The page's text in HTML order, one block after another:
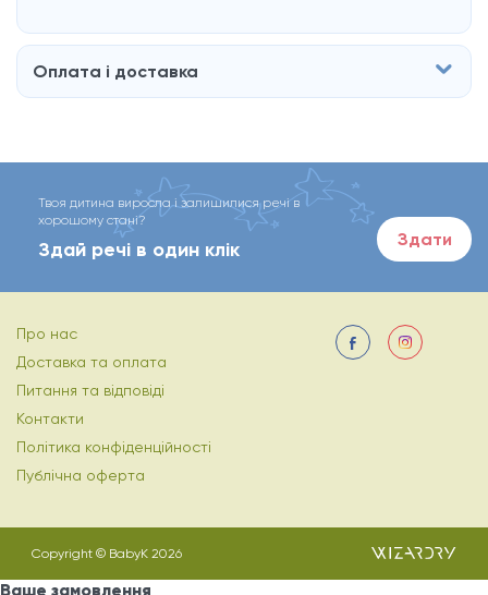
Оплата і доставка
Твоя дитина виросла і залишилися речі в
хорошому стані?
Здай речі в один клік Здати
Про нас
Доставка та оплата
Питання та відповіді
Контакти
Політика конфіденційності
Публічна оферта
Copyright © BabyK 2026
Ваше замовлення